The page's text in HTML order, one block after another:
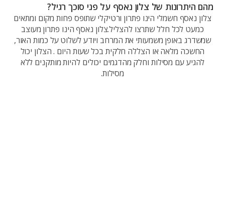
מהם היתרונות של צלון נאסף על פני סוכך רגיל?
צלון נאסף חשמלי הינו פתרון ורטיקלי שתופס פחות מקום ומתאים
כמעט לכל חלל שתרצו להצליל.צלון נאסף הינו פתרון מעוצב
שמשדרג באופן משמעותי את המרחב ויודע לשלוט על כמות האור,
החשכה מלאה או הצללה חלקית בכל שעות היום . הצלון יכול
להגיע עם מסילות וחלק מהדגמים יכולים להיות מותקנים ללא
מסילות.